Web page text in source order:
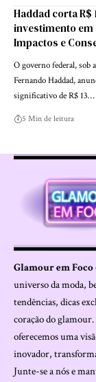
Haddad corta R$
investimento
Impactos e
O governo federal, sob
Fernando Haddad,
significativo de R$ 13…
5 Min de leitura
Glamour em Foco
universo da moda,
tendências, dicas
coração do
oferecemos uma
inovador,
Junte-se a nós e